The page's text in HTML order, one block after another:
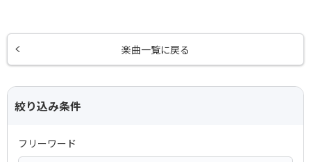
楽曲一覧に戻る
絞り込み条件
フリーワード